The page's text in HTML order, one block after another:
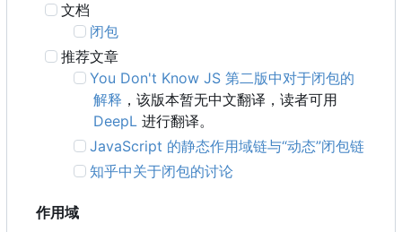
文档
闭包
推荐文章
You Don't Know JS 第二版中对于闭包的
解释 ，该版本暂无中文翻译，读者可用
DeepL 进行翻译。
JavaScript 的静态作用域链与“动态”闭包链
知乎中关于闭包的讨论
作用域